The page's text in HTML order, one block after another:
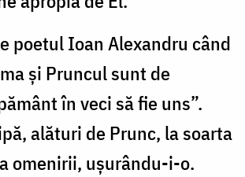
poetul Ioan Alexandru când
şi Pruncul sunt de
în veci să fie uns”.
alături de Prunc, la soarta
omenirii, uşurându-i-o.